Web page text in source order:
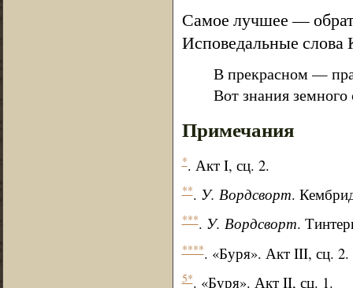
Самое лучшее —
Исповедальные
В прекрасном —
Вот знания
Примечания
*. Акт I, сц. 2.
**. У. Вордсворт.
***. У. Вордсворт.
****. «Буря». Акт III, сц. 2.
5*. «Буря». Акт II, сц. 1.